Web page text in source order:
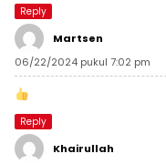
Reply
Martsen
06/22/2024 pukul 7:02 pm
Reply
Khairullah